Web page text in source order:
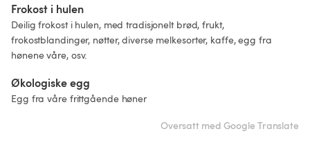
Frokost i hulen
Deilig frokost i hulen, med tradisjonelt brød, frukt,
frokostblandinger, nøtter, diverse melkesorter, kaffe, egg fra
hønene våre, osv.
Økologiske egg
Egg fra våre frittgående høner
Oversatt med Google Translate